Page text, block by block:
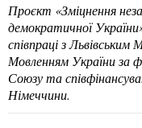
Проєкт «Зміцнення
демократичної
співпраці з
Мовленням України за
Союзу та
Німеччини.